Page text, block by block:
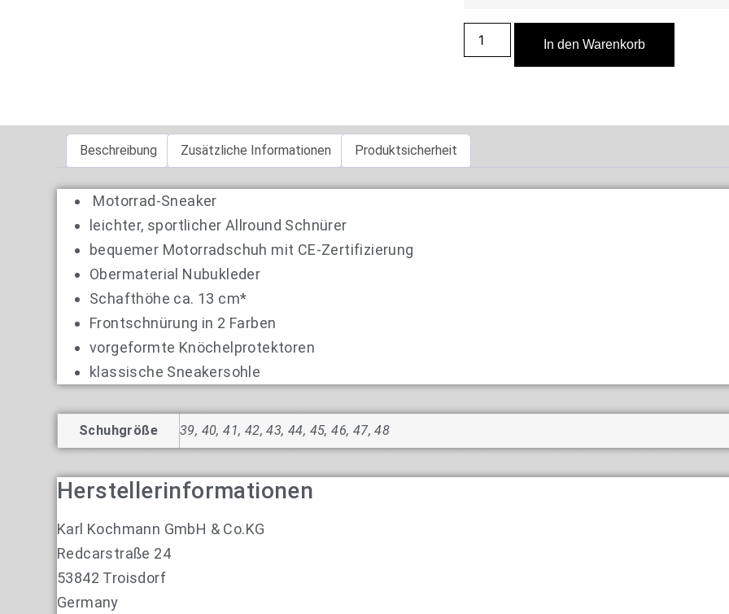
In den Warenkorb
Beschreibung Zusätzliche Informationen Produktsicherheit
Motorrad-Sneaker
leichter, sportlicher Allround Schnürer
bequemer Motorradschuh mit CE-Zertifizierung
Obermaterial Nubukleder
Schafthöhe ca. 13 cm*
Frontschnürung in 2 Farben
vorgeformte Knöchelprotektoren
klassische Sneakersohle
Schuhgröße 39, 40, 41, 42, 43, 44, 45, 46, 47, 48
Herstellerinformationen
Karl Kochmann GmbH & Co.KG
Redcarstraße 24
53842 Troisdorf
Germany